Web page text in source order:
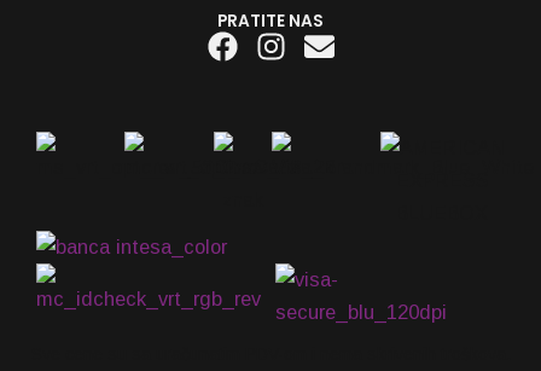
PRATITE NAS
Facebook
Instagram
Envelope